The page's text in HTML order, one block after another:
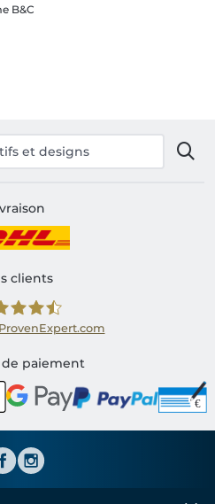
B&C
clients
FR
de paiement